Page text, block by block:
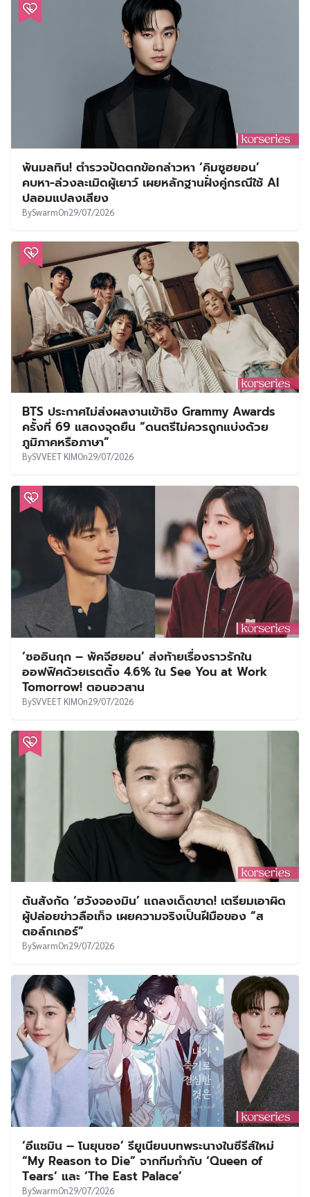
พ้นมลทิน! ตำรวจปัดตกข้อกล่าวหา ‘คิมซูฮยอน’
คบหา-ล่วงละเมิดผู้เยาว์ เผยหลักฐานฝั่งคู่กรณีใช้ AI
ปลอมแปลงเสียง
BySwarmOn29/07/2026
BTS ประกาศไม่ส่งผลงานเข้าชิง Grammy Awards
ครั้งที่ 69 แสดงจุดยืน “ดนตรีไม่ควรถูกแบ่งด้วย
ภูมิภาคหรือภาษา”
BySVVEET KIMOn29/07/2026
‘ซออินกุก – พัคจีฮยอน’ ส่งท้ายเรื่องราวรักใน
ออฟฟิศด้วยเรตติ้ง 4.6% ใน See You at Work
Tomorrow! ตอนอวสาน
BySVVEET KIMOn29/07/2026
ต้นสังกัด ‘ฮวังจองมิน’ แถลงเด็ดขาด! เตรียมเอาผิด
ผู้ปล่อยข่าวลือเท็จ เผยความจริงเป็นฝีมือของ “ส
ตอล์กเกอร์”
BySwarmOn29/07/2026
‘อีแชมิน – โนยุนซอ’ รียูเนียนบทพระนางในซีรีส์ใหม่
“My Reason to Die” จากทีมกำกับ ‘Queen of
Tears’ และ ‘The East Palace’
BySwarmOn29/07/2026